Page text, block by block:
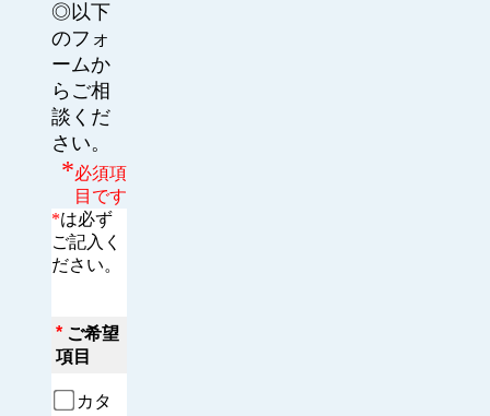
◎以下
のフォ
ームか
らご相
談くだ
さい。
*必須項
目です
*は必ず
ご記入く
ださい。
* ご希望
項目
カタ